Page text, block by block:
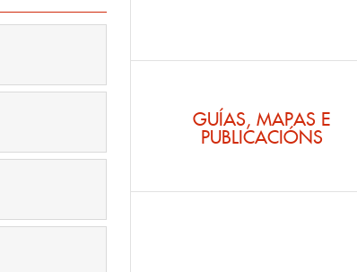
GUÍAS, MAPAS E
PUBLICACIÓNS